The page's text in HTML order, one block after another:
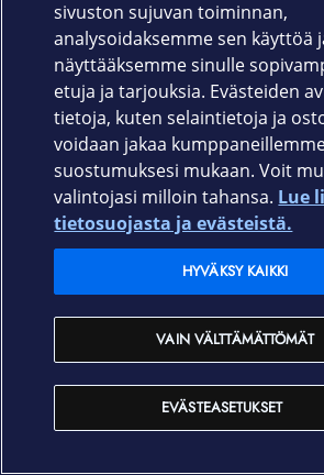
Äänimerkin äänenvoimakkuus
Näytetään, jos virityksen /
sisäänkäynti-/poistumisviiveen ja
ilmoitukset on aktivoitu. Näyttää
sireenin äänenvoimakkuuden
Pysyvä poistaminen käytöstä
Näyttää laitteen tilan: aktiivinen,
poistanut sen kokonaan käytöstä, tai
ilmoitukset laitteen peukaloinnin
sivuston sujuvan toiminnan,
analysoidaksemme sen käyttöä
näyttääksemme sinulle
etuja ja tarjouksia. Evästeiden
tietoja, kuten selaintietoja ja
voidaan jakaa
suostumuksesi mukaan. Voit
valintojasi milloin tahansa. Lue
tietosuojasta ja evästeistä.
EVÄSTEASETUKSET
VAIN VÄLTTÄMÄTTÖMÄT
HYVÄKSY KAIKKI